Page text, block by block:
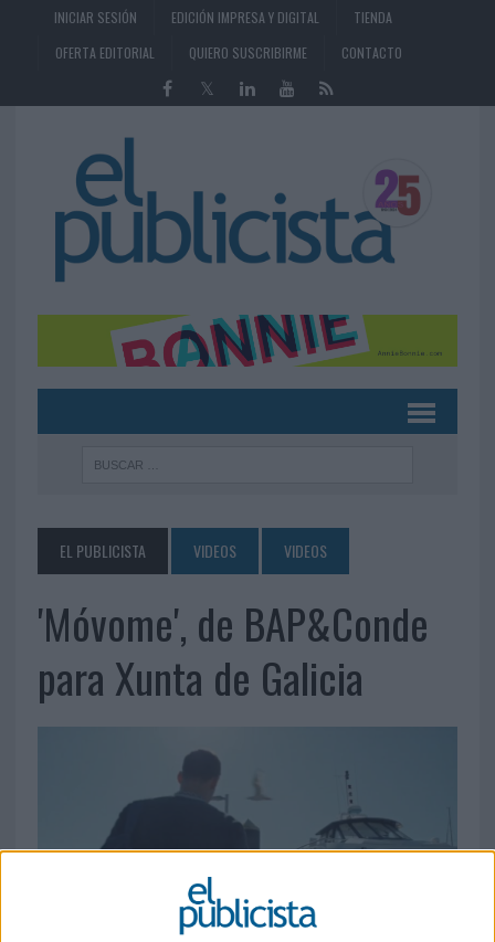
INICIAR SESIÓN EDICIÓN IMPRESA Y DIGITAL
TIENDA
OFERTA EDITORIAL
QUIERO SUSCRIBIRME CONTACTO
EL PUBLICISTA VIDEOS VIDEOS
'Móvome', de BAP&Conde
para Xunta de Galicia